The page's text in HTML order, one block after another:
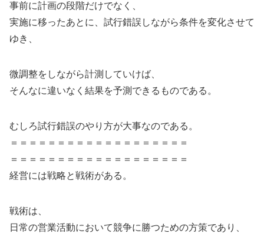
事前に計画の段階だけでなく、
実施に移ったあとに、試行錯誤しながら条件を変化させて
ゆき、
微調整をしながら計測していけば、
そんなに違いなく結果を予測できるものである。
むしろ試行錯誤のやり方が大事なのである。
＝＝＝＝＝＝＝＝＝＝＝＝＝＝＝＝＝＝＝
＝＝＝＝＝＝＝＝＝＝＝＝＝＝＝＝＝＝＝
経営には戦略と戦術がある。
戦術は、
日常の営業活動において競争に勝つための方策であり、